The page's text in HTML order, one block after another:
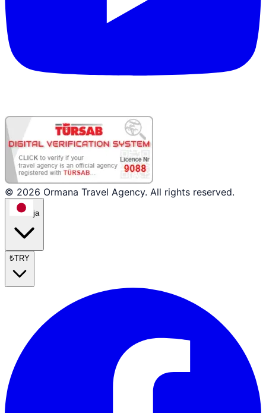
© 2026 Ormana Travel Agency. All rights reserved.
ja
₺TRY